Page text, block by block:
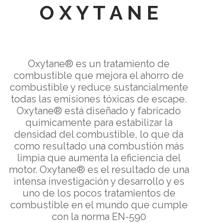
O X Y T A N E
Oxytane® es un tratamiento de
combustible que mejora el ahorro de
combustible y reduce sustancialmente
todas las emisiones tóxicas de escape.
Oxytane® está diseñado y fabricado
químicamente para estabilizar la
densidad del combustible, lo que da
como resultado una combustión más
limpia que aumenta la eficiencia del
motor. Oxytane® es el resultado de una
intensa investigación y desarrollo y es
uno de los pocos tratamientos de
combustible en el mundo que cumple
con la norma EN-590